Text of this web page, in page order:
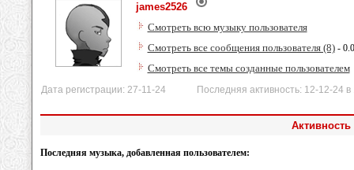
james2526
Смотреть всю музыку пользователя
Смотреть все сообщения пользователя (8)-
Смотреть все темы созданные пользователем
Дата регистрации: 27-11-24 Последняя активность: 12-12-24 в
Активность
Последняя музыка, добавленная пользователем: